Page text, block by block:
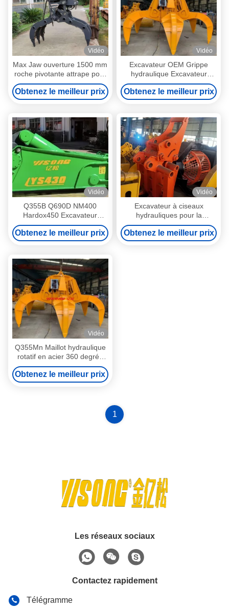
Vidéo
Max Jaw ouverture 1500 mm
roche pivotante attrape pour
excavateur
Obtenez le meilleur prix
Vidéo
Excavateur OEM Grippe
hydraulique Excavateur
Garniture de griffe en bois
Obtenez le meilleur prix
Vidéo
Q355B Q690D NM400
Hardox450 Excavateur
hydraulique à coupe de
branche
Obtenez le meilleur prix
Vidéo
Excavateur à ciseaux
hydrauliques pour la
démolition
Obtenez le meilleur prix
Vidéo
Q355Mn Maillot hydraulique
rotatif en acier 360 degrés
Maillot forestier pour
excavatrice
Obtenez le meilleur prix
1
Les réseaux sociaux
Contactez rapidement
Télégramme